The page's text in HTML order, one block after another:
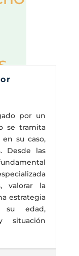
por un
se tramita
su caso,
Desde las
valorar la
estrategia
su edad,
situación